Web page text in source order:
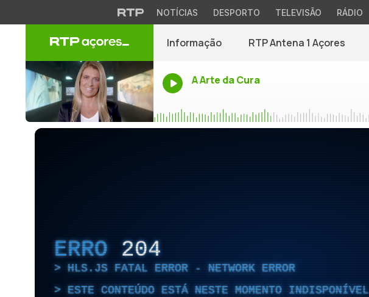
NOTÍCIAS DESPORTO TELEVISÃO RÁDIO
Informação RTP Antena 1 Açores
A Arte da Cura
ERRO 204
HLS.JS FATAL ERROR - NETWORK ERROR
ESTE CONTEÚDO ESTÁ NESTE MOMENTO INDISPONÍVEL